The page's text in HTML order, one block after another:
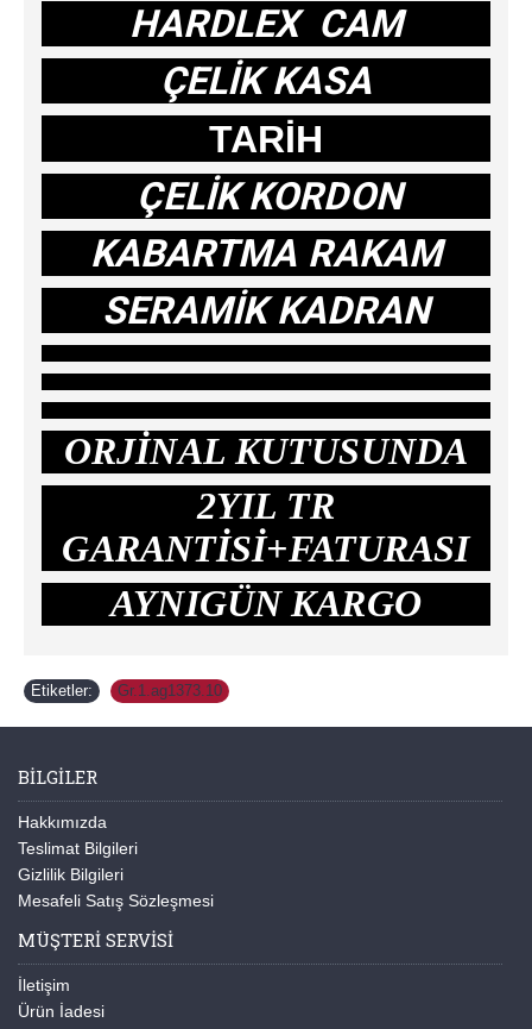
HARDLEX CAM
ÇELİK KASA
TARİH
ÇELİK KORDON
KABARTMA RAKAM
SERAMİK KADRAN
ORJİNAL KUTUSUNDA
2YIL TR
GARANTİSİ+FATURASI
AYNIGÜN KARGO
Etiketler: Gr.1.ag1373.10
BILGILER
Hakkımızda
Teslimat Bilgileri
Gizlilik Bilgileri
Mesafeli Satış Sözleşmesi
MÜŞTERI SERVISI
İletişim
Ürün İadesi